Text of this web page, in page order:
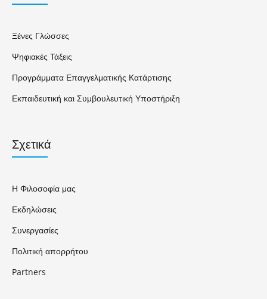
Ξένες Γλώσσες
Ψηφιακές Τάξεις
Προγράμματα Επαγγελματικής Κατάρτισης
Εκπαιδευτική και Συμβουλευτική Υποστήριξη
Σχετικά
Η Φιλοσοφία μας
Εκδηλώσεις
Συνεργασίες
Πολιτική απορρήτου
Partners